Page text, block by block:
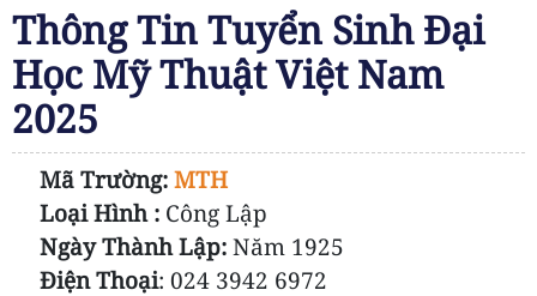
Thông Tin Tuyển Sinh Đại
Học Mỹ Thuật Việt Nam
2025
Mã Trường: MTH
Loại Hình : Công Lập
Ngày Thành Lập: Năm 1925
Điện Thoại: 024 3942 6972